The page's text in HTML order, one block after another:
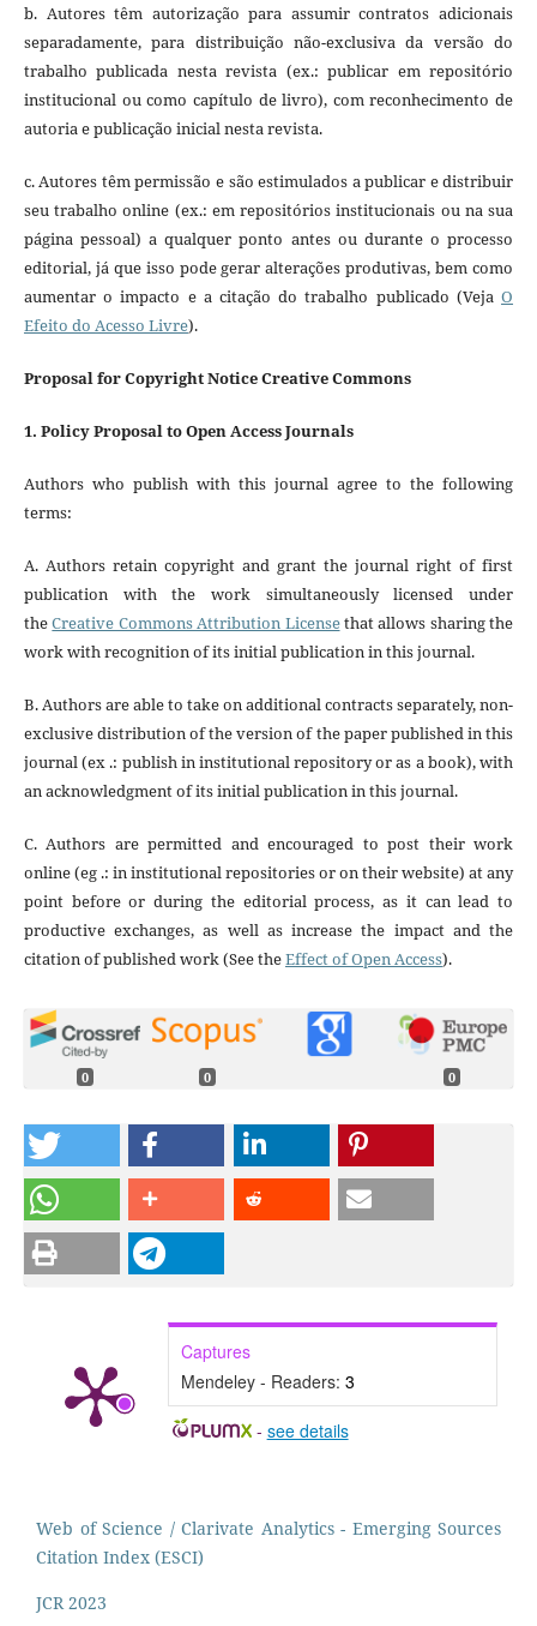
b. Autores têm autorização para assumir contratos adicionais
separadamente, para distribuição não-exclusiva da versão do
trabalho publicada nesta revista (ex.: publicar em repositório
institucional ou como capítulo de livro), com reconhecimento de
autoria e publicação inicial nesta revista.
c. Autores têm permissão e são estimulados a publicar e distribuir
seu trabalho online (ex.: em repositórios institucionais ou na sua
página pessoal) a qualquer ponto antes ou durante o processo
editorial, já que isso pode gerar alterações produtivas, bem como
aumentar o impacto e a citação do trabalho publicado (VejaO
Efeito do Acesso Livre).
Proposal for Copyright Notice Creative Commons
1. Policy Proposal to Open Access Journals
Authors who publish with this journal agree to the following
terms:
A. Authors retain copyright and grant the journal right of first
publication with the work simultaneously licensed under
theCreative Commons Attribution Licensethat allows sharing the
work with recognition of its initial publication in this journal.
B. Authors are able to take on additional contracts separately, non-
exclusive distribution of the version of the paper published in this
journal (ex .: publish in institutional repository or as a book), with
an acknowledgment of its initial publication in this journal.
C. Authors are permitted and encouraged to post their work
online (eg .: in institutional repositories or on their website) at any
point before or during the editorial process, as it can lead to
productive exchanges, as well as increase the impact and the
citation of published work (See theEffect of Open Access).
0 0 0
Captures
Mendeley - Readers: 3
- see details
Web of Science / Clarivate Analytics - Emerging Sources
Citation Index (ESCI)
JCR 2023